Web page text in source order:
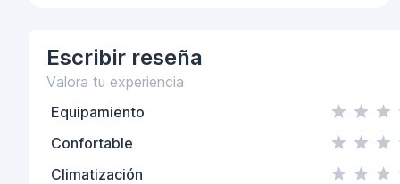
Escribir reseña
Valora tu experiencia
Equipamiento
Confortable
Climatización